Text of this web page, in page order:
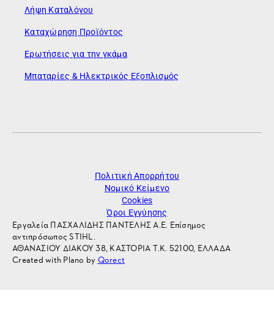
Λήψη Καταλόγου
Καταχώρηση Προϊόντος
Ερωτήσεις για την γκάμα
Μπαταρίες & Ηλεκτρικός Εξοπλισμός
Πολιτική Απορρήτου
Νομικό Κείμενο
Cookies
Όροι Εγγύησης
Εργαλεία ΠΑΣΧΑΛΙΔΗΣ ΠΑΝΤΕΛΗΣ Α.Ε. Επίσημος
αντιπρόσωπος STIHL.
ΑΘΑΝΑΣΙΟΥ ΔΙΑΚΟΥ 38, ΚΑΣΤΟΡΙΑ Τ.Κ. 52100, ΕΛΛΑΔΑ
Created with Plano by Qorect